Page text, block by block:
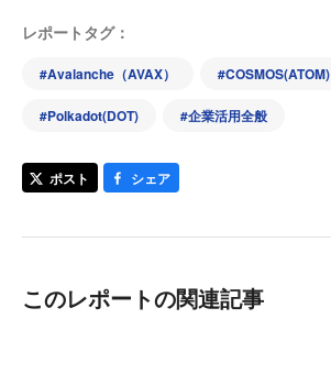
レポートタグ：
#Avalanche（AVAX） #COSMOS(ATOM)
#Polkadot(DOT) #企業活用全般
ポスト シェア
このレポートの関連記事